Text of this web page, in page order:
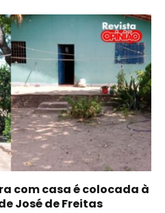
com casa é colocada à
José de Freitas